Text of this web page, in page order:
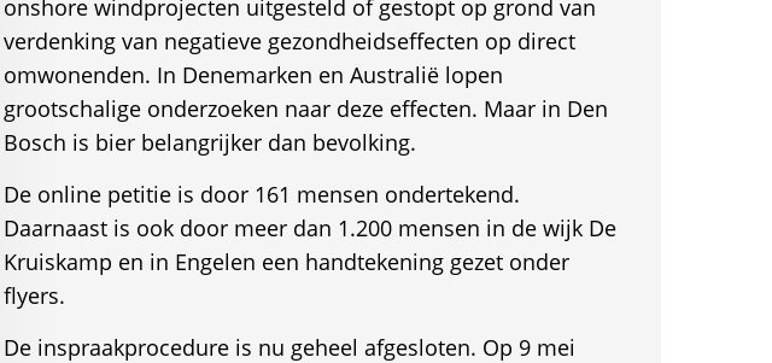
onshore windprojecten uitgesteld of gestopt op grond van
verdenking van negatieve gezondheidseffecten op direct
omwonenden. In Denemarken en Australië lopen
grootschalige onderzoeken naar deze effecten. Maar in Den
Bosch is bier belangrijker dan bevolking.
De online petitie is door 161 mensen ondertekend.
Daarnaast is ook door meer dan 1.200 mensen in de wijk De
Kruiskamp en in Engelen een handtekening gezet onder
flyers.
De inspraakprocedure is nu geheel afgesloten. Op 9 mei